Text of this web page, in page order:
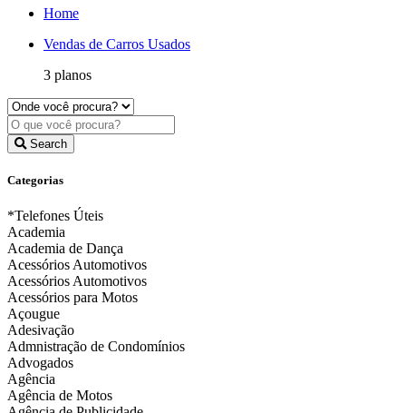
Home
Vendas de Carros Usados
3 planos
Search
Categorias
*Telefones Úteis
Academia
Academia de Dança
Acessórios Automotivos
Acessórios Automotivos
Acessórios para Motos
Açougue
Adesivação
Admnistração de Condomínios
Advogados
Agência
Agência de Motos